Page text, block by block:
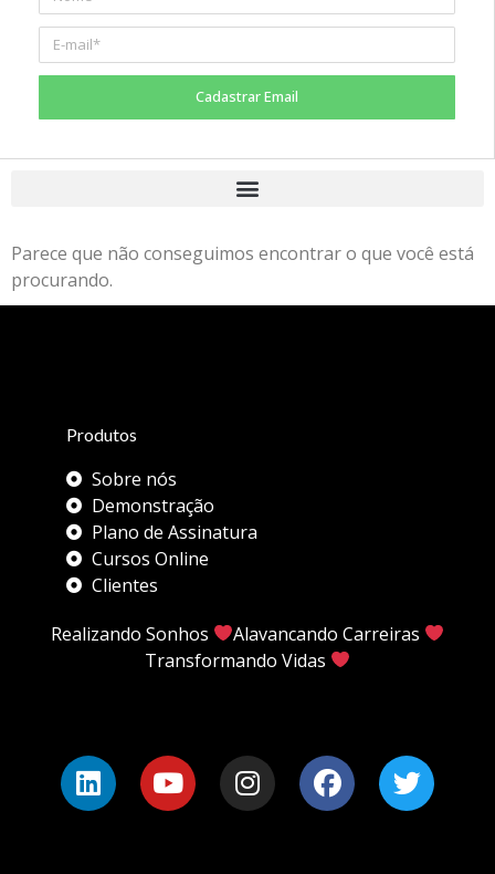
Cadastrar Email
Parece que não conseguimos encontrar o que você está
procurando.
Produtos
Sobre nós
Demonstração
Plano de Assinatura
Cursos Online
Clientes
Realizando Sonhos
Alavancando Carreiras
Transformando Vidas